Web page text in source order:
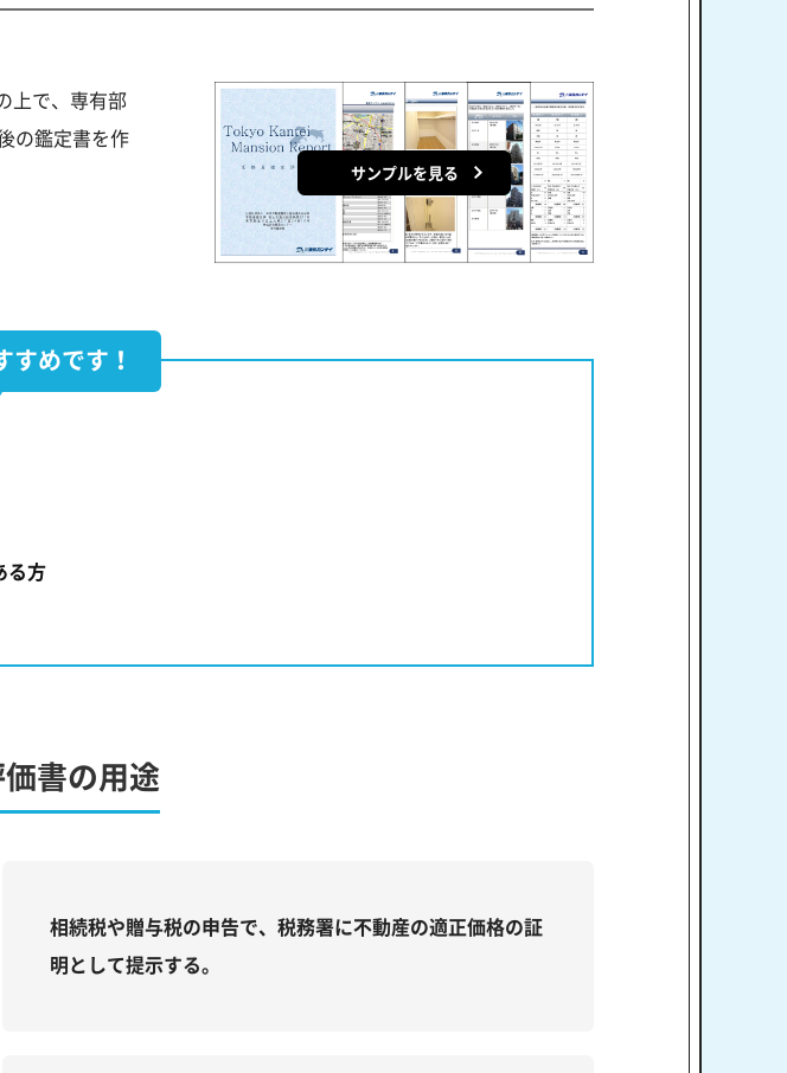
上で、専有部
の鑑定書を作
サンプルを見る
すめです！
る方
書の用途
相続税や贈与税の申告で、税務署に不動産の適正価格の証
明として提示する。